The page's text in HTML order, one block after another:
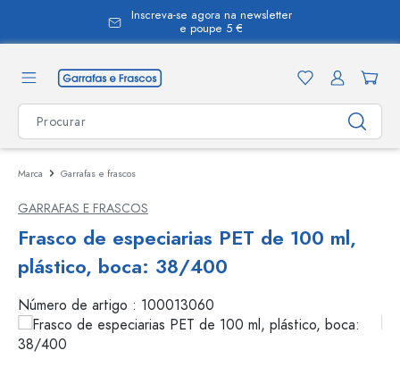
Inscreva-se agora na newsletter
e poupe 5 €
Marca Garrafas e frascos
GARRAFAS E FRASCOS
Frasco de especiarias PET de 100 ml,
plástico, boca: 38/400
Número de artigo : 100013060